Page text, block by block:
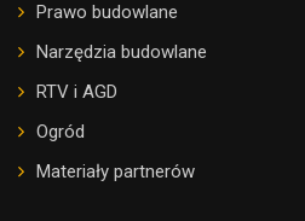
Prawo budowlane
Narzędzia budowlane
RTV i AGD
Ogród
Materiały partnerów